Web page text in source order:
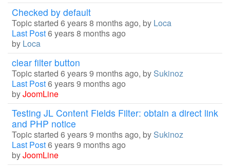
Checked by default
Topic started 6 years 8 months ago, by Loca
Last Post6 years 8 months ago
by Loca
clear filter button
Topic started 6 years 9 months ago, by Sukinoz
Last Post6 years 9 months ago
byJoomLine
Testing JL Content Fields Filter: obtain a direct link
and PHP notice
Topic started 6 years 9 months ago, by Sukinoz
Last Post6 years 9 months ago
byJoomLine